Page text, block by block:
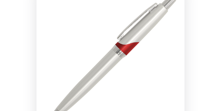
Đỏ nâu
Bạc 1cm
Bạc mini 1cm